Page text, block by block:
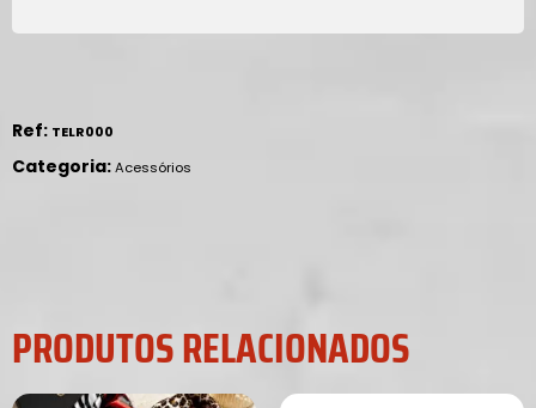
Ref: TELR000
Categoria:Acessórios
PRODUTOS RELACIONADOS